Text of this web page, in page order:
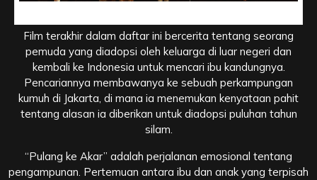
Film terakhir dalam daftar ini bercerita tentang seorang
pemuda yang diadopsi oleh keluarga di luar negeri dan
kembali ke Indonesia untuk mencari ibu kandungnya.
Pencariannya membawanya ke sebuah perkampungan
kumuh di Jakarta, di mana ia menemukan kenyataan pahit
tentang alasan ia diberikan untuk diadopsi puluhan tahun
silam.
“Pulang ke Akar” adalah perjalanan emosional tentang
pengampunan. Pertemuan antara ibu dan anak yang terpisah